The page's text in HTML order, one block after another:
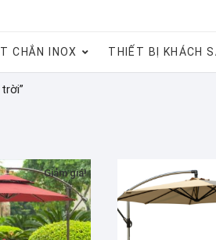
CHẮN INOX THIẾT BỊ KHÁCH
Giảm giá!